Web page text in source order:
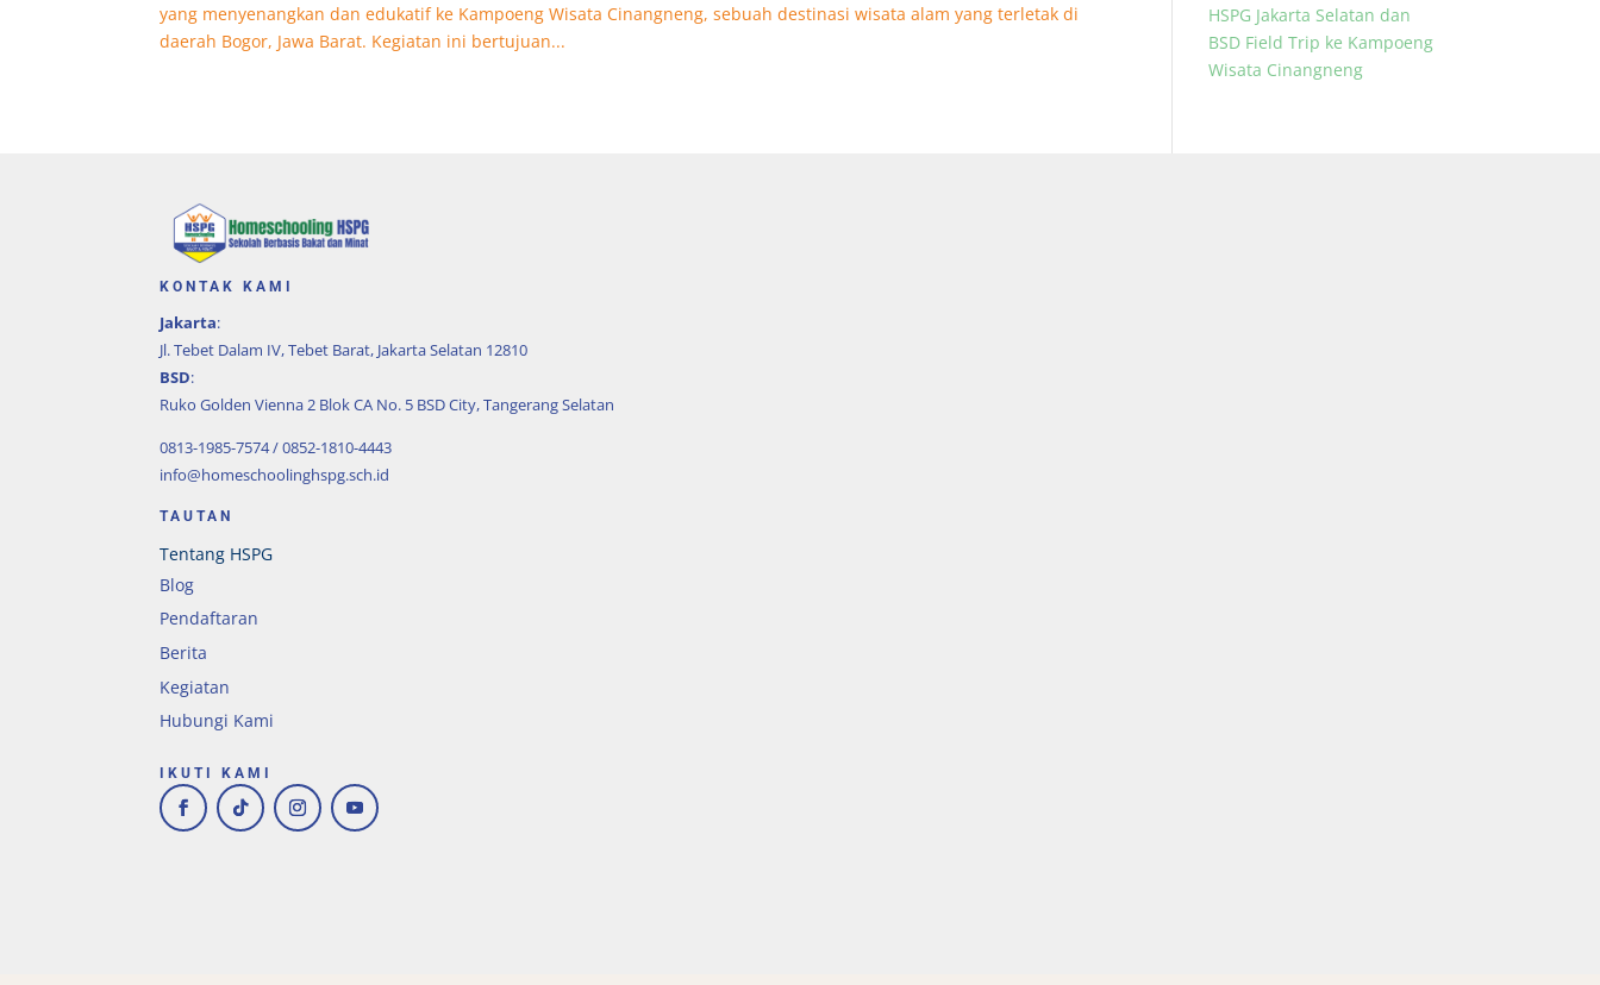
yang menyenangkan dan edukatif ke Kampoeng Wisata Cinangneng, sebuah destinasi wisata alam yang terletak di
daerah Bogor, Jawa Barat. Kegiatan ini bertujuan...
HSPG Jakarta Selatan dan
BSD Field Trip ke Kampoeng
Wisata Cinangneng
KONTAK KAMI
Jakarta:
Jl. Tebet Dalam IV, Tebet Barat, Jakarta Selatan 12810
BSD:
Ruko Golden Vienna 2 Blok CA No. 5 BSD City, Tangerang Selatan
0813-1985-7574 / 0852-1810-4443
info@homeschoolinghspg.sch.id
TAUTAN
Tentang HSPG
Blog
Pendaftaran
Berita
Kegiatan
Hubungi Kami
IKUTI KAMI